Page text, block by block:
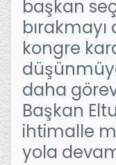
başkan
kongre
daha
Başkan
ihtimalle
yola